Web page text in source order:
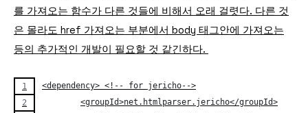
를 가져오는 함수가 다른 것들에 비해서 오래 걸렷다. 다른 것
은 몰라도 href 가져오는 부분에서 body 태그안에 가져오는
등의 추가적인 개발이 필요할 것 같긴하다.
<dependency> <!-- for jericho-->
	<groupId>net.htmlparser.jericho</groupId>